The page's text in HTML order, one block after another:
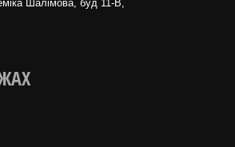
Шалімова, буд 11-В,